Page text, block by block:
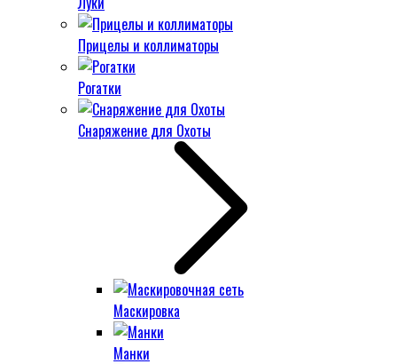
Прицелы и коллиматоры
Рогатки
Снаряжение для Охоты
Маскировка
Манки